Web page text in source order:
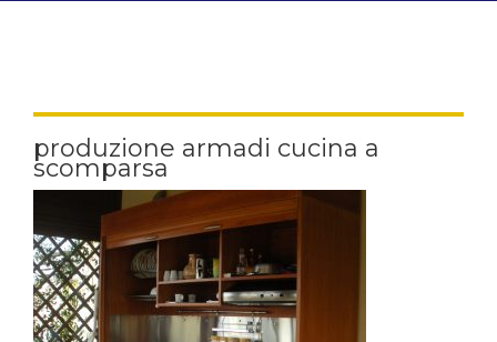
produzione armadi cucina a
scomparsa